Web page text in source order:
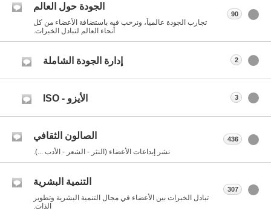
الجودة حول العالم
تجارب الجودة عالمياً، ونرحب فيه باستضافة الأعضاء من كل
أنحاء العالم لتبادل الخبرات.
90
إدارة الجودة الشاملة 2
الأيزو - ISO 3
الصالون الثقافي
نشر إبداعات الأعضاء (النثر - الشعر - الأدب ...).
436
التنمية البشرية
تبادل الخبرات بين الأعضاء في مجال التنمية البشرية وتطوير
الذات.
307